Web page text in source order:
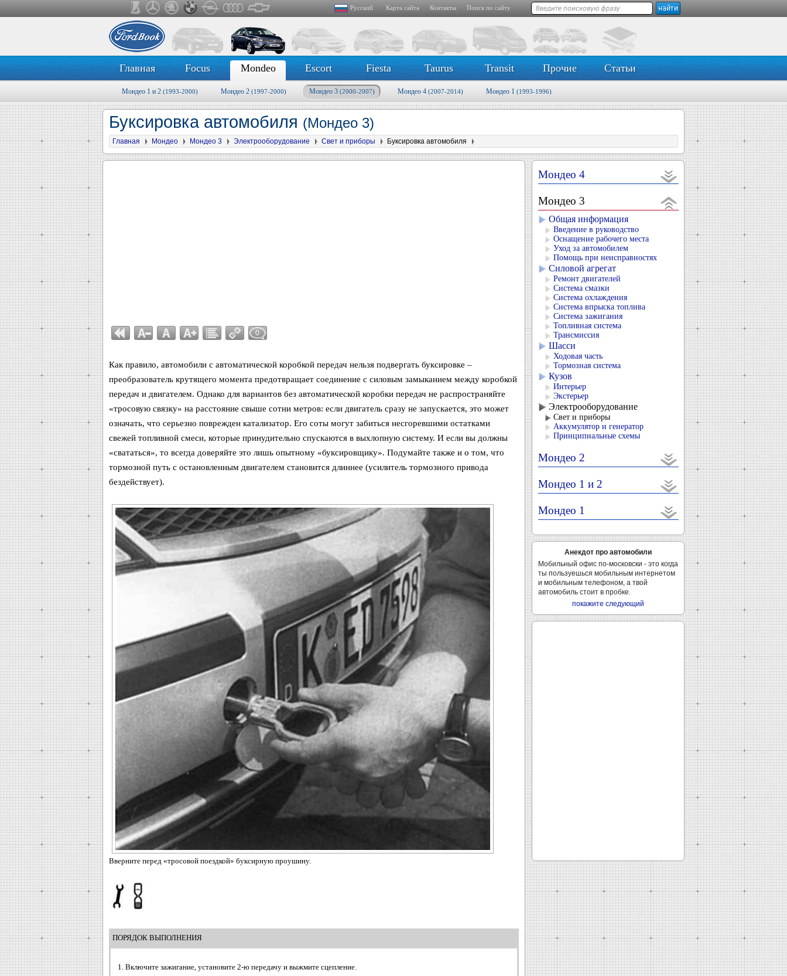
Русский Карта сайта Контакты Поиск по сайту
Главная Focus Mondeo Escort Fiesta Taurus Transit Прочие Статьи
Мондео 1 и 2 (1993-2000) Мондео 2 (1997-2000) Мондео 3 (2000-2007) Мондео 4 (2007-2014) Мондео 1 (1993-1996)
Буксировка автомобиля (Мондео 3)
Главная Мондео Мондео 3 Электрооборудование Свет и приборы Буксировка автомобиля
0
Как правило, автомобили с автоматической коробкой передач нельзя подвергать буксировке –
преобразователь крутящего момента предотвращает соединение с силовым замыканием между коробкой
передач и двигателем. Однако для вариантов без автоматической коробки передач не распространяйте
«тросовую связку» на расстояние свыше сотни метров: если двигатель сразу не запускается, это может
означать, что серьезно поврежден катализатор. Его соты могут забиться несгоревшими остатками
свежей топливной смеси, которые принудительно спускаются в выхлопную систему. И если вы должны
«свататься», то всегда доверяйте это лишь опытному «буксировщику». Подумайте также и о том, что
тормозной путь с остановленным двигателем становится длиннее (усилитель тормозного привода
бездействует).
Вверните перед «тросовой поездкой» буксирную проушину.
ПОРЯДОК ВЫПОЛНЕНИЯ
Включите зажигание, установите 2-ю передачу и выжмите сцепление.
Мондео 4
Мондео 3
Общая информация
Введение в руководство
Оснащение рабочего места
Уход за автомобилем
Помощь при неисправностях
Силовой агрегат
Ремонт двигателей
Система смазки
Система охлаждения
Система впрыска топлива
Система зажигания
Топливная система
Трансмиссия
Шасси
Ходовая часть
Тормозная система
Кузов
Интерьер
Экстерьер
Электрооборудование
Свет и приборы
Аккумулятор и генератор
Принципиальные схемы
Мондео 2
Мондео 1 и 2
Мондео 1
Анекдот про автомобили
Мобильный офис по-московски - это когда
ты пользуешься мобильным интернетом
и мобильным телефоном, а твой
автомобиль стоит в пробке.
покажите следующий